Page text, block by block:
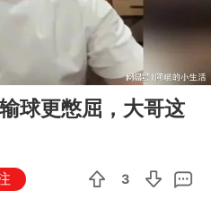
06:49
球更憋屈，大哥这
3